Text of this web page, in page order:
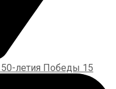
летия Победы 15